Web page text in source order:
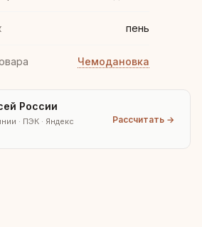
пень
Чемодановка
России
· ПЭК · Яндекс
Рассчитать →